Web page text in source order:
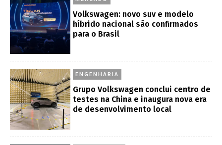
Volkswagen: novo suv e modelo
híbrido nacional são confirmados
para o Brasil
ENGENHARIA
Grupo Volkswagen conclui centro de
testes na China e inaugura nova era
de desenvolvimento local